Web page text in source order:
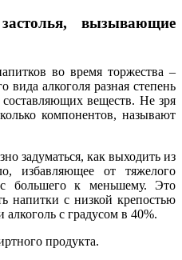
вызывающие
во время торжества –
алкоголя разная степень
веществ. Не зря
компонентов, называют
задуматься, как выходить из
избавляющее от тяжелого
большего к меньшему. Это
напитки с низкой крепостью
алкоголь с градусом в 40%.
продукта.